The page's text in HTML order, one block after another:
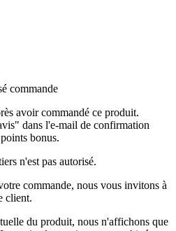
commande
avoir commandé ce produit.
dans l'e-mail de confirmation
bonus.
n'est pas autorisé.
commande, nous vous invitons à
client.
du produit, nous n'affichons que